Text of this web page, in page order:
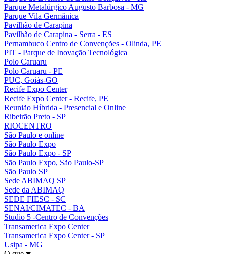
Parque Metalúrgico Augusto Barbosa - MG
Parque Vila Germânica
Pavilhão de Carapina
Pavilhão de Carapina - Serra - ES
Pernambuco Centro de Convenções - Olinda, PE
PIT - Parque de Inovação Tecnológica
Polo Caruaru
Polo Caruaru - PE
PUC, Goiás-GO
Recife Expo Center
Recife Expo Center - Recife, PE
Reunião Híbrida - Presencial e Online
Ribeirão Preto - SP
RIOCENTRO
São Paulo e online
São Paulo Expo
São Paulo Expo - SP
São Paulo Expo, São Paulo-SP
São Paulo SP
Sede ABIMAQ SP
Sede da ABIMAQ
SEDE FIESC - SC
SENAI/CIMATEC - BA
Studio 5 -Centro de Convenções
Transamerica Expo Center
Transamerica Expo Center - SP
Usipa - MG